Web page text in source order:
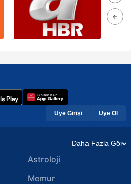
Üye Girişi Üye Ol
Daha Fazla Gör
Astroloji
Memur